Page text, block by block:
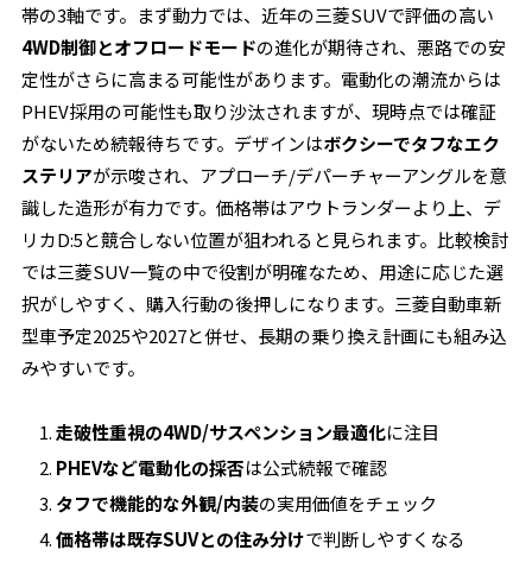
帯の3軸です。まず動力では、近年の三菱SUVで評価の高い
4WD制御とオフロードモードの進化が期待され、悪路での安
定性がさらに高まる可能性があります。電動化の潮流からは
PHEV採用の可能性も取り沙汰されますが、現時点では確証
がないため続報待ちです。デザインはボクシーでタフなエク
ステリアが示唆され、アプローチ/デパーチャーアングルを意
識した造形が有力です。価格帯はアウトランダーより上、デ
リカD:5と競合しない位置が狙われると見られます。比較検討
では三菱SUV一覧の中で役割が明確なため、用途に応じた選
択がしやすく、購入行動の後押しになります。三菱自動車新
型車予定2025や2027と併せ、長期の乗り換え計画にも組み込
みやすいです。
走破性重視の4WD/サスペンション最適化に注目
PHEVなど電動化の採否は公式続報で確認
タフで機能的な外観/内装の実用価値をチェック
価格帯は既存SUVとの住み分けで判断しやすくなる